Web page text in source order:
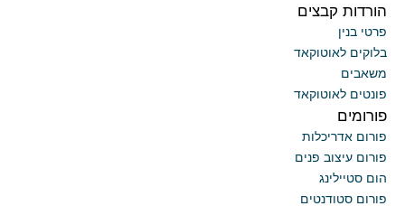
הורדות קבצים
פרטי בנין
בלוקים לאוטוקאד
משאבים
פונטים לאוטוקאד
פורומים
פורום אדריכלות
פורום עיצוב פנים
הום סטיילינג
פורום סטודנטים